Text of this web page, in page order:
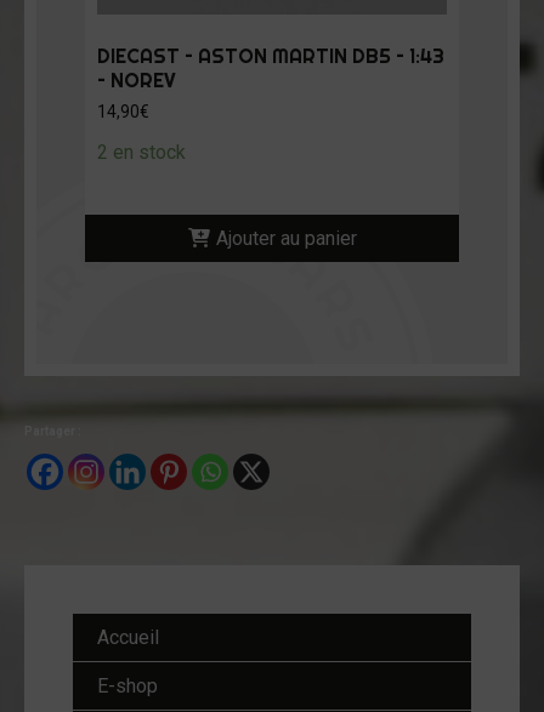
DIECAST – ASTON MARTIN DB5 – 1:43
– NOREV
14,90€
2 en stock
Ajouter au panier
Accueil
E-shop